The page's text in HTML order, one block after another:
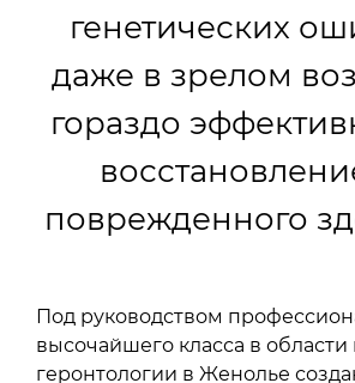
генетических
даже в зрелом
гораздо
поврежденного
Под руководством
высочайшего класса в
геронтологии в Женолье